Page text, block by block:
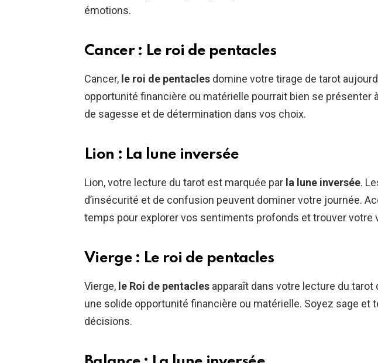
émotions.
Cancer : Le roi de pentacles
Cancer, le roi de pentacles domine votre tirage de tarot
opportunité financière ou matérielle pourrait bien se présenter
de sagesse et de détermination dans vos choix.
Lion : La lune inversée
Lion, votre lecture du tarot est marquée par la lune inversée.
d’insécurité et de confusion peuvent dominer votre journée.
temps pour explorer vos sentiments profonds et trouver votre
Vierge : Le roi de pentacles
Vierge, le Roi de pentacles apparaît dans votre lecture du tarot
une solide opportunité financière ou matérielle. Soyez sage et
décisions.